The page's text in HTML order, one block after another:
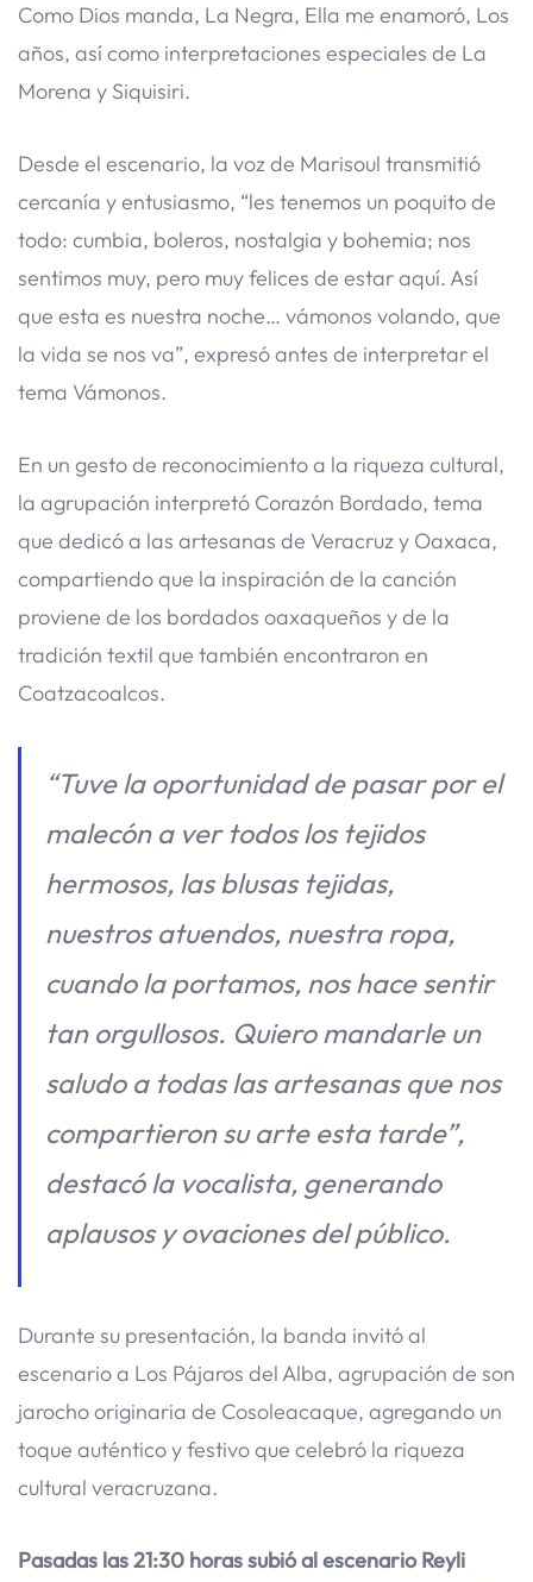
Como Dios manda, La Negra, Ella me enamoró, Los
años, así como interpretaciones especiales de La
Morena y Siquisiri.
Desde el escenario, la voz de Marisoul transmitió
cercanía y entusiasmo, “les tenemos un poquito de
todo: cumbia, boleros, nostalgia y bohemia; nos
sentimos muy, pero muy felices de estar aquí. Así
que esta es nuestra noche… vámonos volando, que
la vida se nos va”, expresó antes de interpretar el
tema Vámonos.
En un gesto de reconocimiento a la riqueza cultural,
la agrupación interpretó Corazón Bordado, tema
que dedicó a las artesanas de Veracruz y Oaxaca,
compartiendo que la inspiración de la canción
proviene de los bordados oaxaqueños y de la
tradición textil que también encontraron en
Coatzacoalcos.
“Tuve la oportunidad de pasar por el
malecón a ver todos los tejidos
hermosos, las blusas tejidas,
nuestros atuendos, nuestra ropa,
cuando la portamos, nos hace sentir
tan orgullosos. Quiero mandarle un
saludo a todas las artesanas que nos
compartieron su arte esta tarde”,
destacó la vocalista, generando
aplausos y ovaciones del público.
Durante su presentación, la banda invitó al
escenario a Los Pájaros del Alba, agrupación de son
jarocho originaria de Cosoleacaque, agregando un
toque auténtico y festivo que celebró la riqueza
cultural veracruzana.
Pasadas las 21:30 horas subió al escenario Reyli